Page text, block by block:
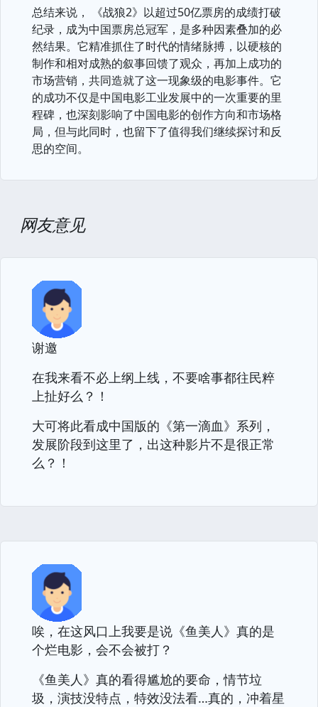
总结来说， 《战狼2》以超过50亿票房的成绩打破
纪录，成为中国票房总冠军，是多种因素叠加的必
然结果。它精准抓住了时代的情绪脉搏，以硬核的
制作和相对成熟的叙事回馈了观众，再加上成功的
市场营销，共同造就了这一现象级的电影事件。它
的成功不仅是中国电影工业发展中的一次重要的里
程碑，也深刻影响了中国电影的创作方向和市场格
局，但与此同时，也留下了值得我们继续探讨和反
思的空间。
网友意见
谢邀
在我来看不必上纲上线，不要啥事都往民粹
上扯好么？！
大可将此看成中国版的《第一滴血》系列，
发展阶段到这里了，出这种影片不是很正常
么？！
唉，在这风口上我要是说《鱼美人》真的是
个烂电影，会不会被打？
《鱼美人》真的看得尴尬的要命，情节垃
圾，演技没特点，特效没法看…真的，冲着星